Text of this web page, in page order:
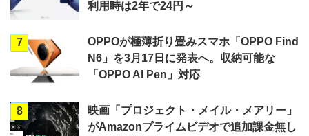
利用時は2年で24円～
7
OPPOが極薄折り畳みスマホ「OPPO Find
N6」を3月17日に発表へ。収納可能な
「OPPO AI Pen」対応
8
映画「プロジェクト・メイル・メアリー」
がAmazonプライムビデオで追加課金無し